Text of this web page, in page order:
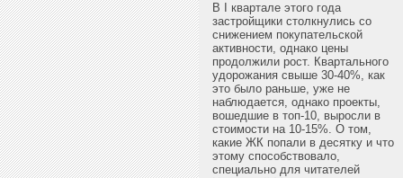
В I квартале этого года
застройщики столкнулись со
снижением покупательской
активности, однако цены
продолжили рост. Квартального
удорожания свыше 30-40%, как
это было раньше, уже не
наблюдается, однако проекты,
вошедшие в топ-10, выросли в
стоимости на 10-15%. О том,
какие ЖК попали в десятку и что
этому способствовало,
специально для читателей